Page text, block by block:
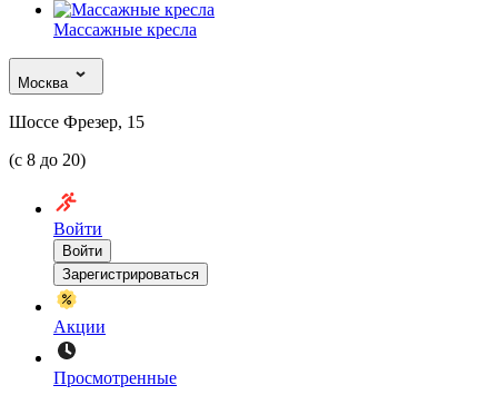
Массажные кресла
Москва
Шоссе Фрезер, 15
(с 8 до 20)
Войти
Войти
Зарегистрироваться
Акции
Просмотренные